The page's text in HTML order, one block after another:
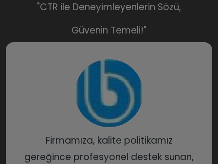
"CTR ile Deneyimleyenlerin Sözü,
Güvenin Temeli!"
Firmamıza, kalite politikamız
gereğince profesyonel destek sunan,